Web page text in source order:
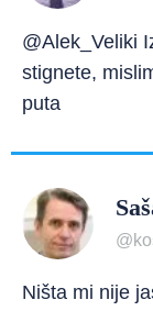
@Alek_Veliki
stignete,
puta
Ništa mi nije